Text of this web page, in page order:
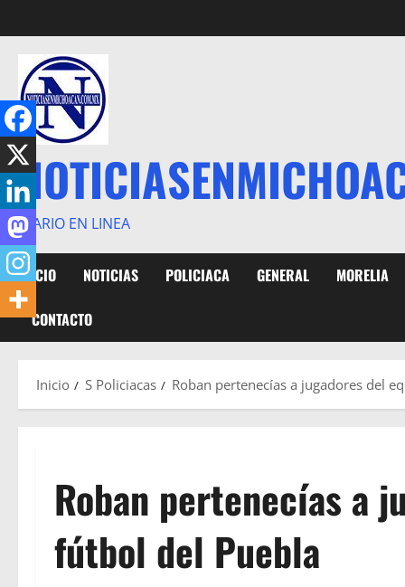
al
contenido
DIARIO EN LINEA
INICIO NOTICIAS POLICIACA GENERAL MORELIA
CONTACTO
Inicio S Policiacas Roban pertenecías a jugadores del
Roban pertenecías a
fútbol del Puebla